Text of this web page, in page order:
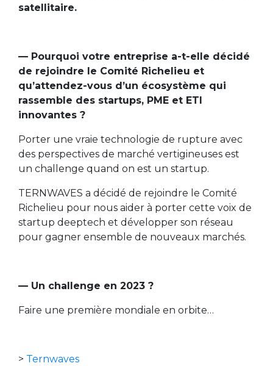
satellitaire.
— Pourquoi votre entreprise a-t-elle décidé
de rejoindre le Comité Richelieu et
qu’attendez-vous d’un écosystème qui
rassemble des startups, PME et ETI
innovantes ?
Porter une vraie technologie de rupture avec
des perspectives de marché vertigineuses est
un challenge quand on est un startup.
TERNWAVES a décidé de rejoindre le Comité
Richelieu pour nous aider à porter cette voix de
startup deeptech et développer son réseau
pour gagner ensemble de nouveaux marchés.
— Un challenge en 2023 ?
Faire une première mondiale en orbite…
> Ternwaves